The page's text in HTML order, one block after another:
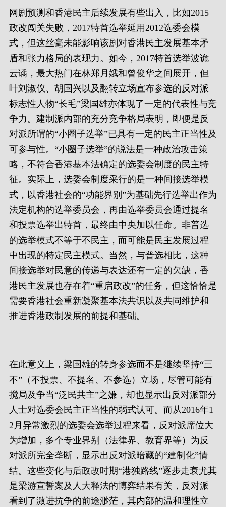
网剧预测和香港民主后续发展有些出入，比如2015
政改闯关失败，2017特首选举延用2012选委会模
式，但这丝毫未能影响该剧对香港民主发展基本矛
盾和张力格局的表现力。如今，2017特首选举波诡
云谲，最大热门在林郑月娥和曾俊华之间展开，但
叶刘淑仪、胡国兴以及翻转立场宣布参选的反对派
标志性人物“长毛”梁国雄亦体现了一定的代表性与竞
争力。建制派内部的充分竞争格局表明，即便是反
对派所谓的“小圈子选举”已具有一定的民主正当性及
可参与性。“小圈子选举”的说法是一种政治攻击策
略，不符合香港基本法确定的选委会制度的民主特
征。实际上，选委会制度采行的是一种间接选举模
式，以香港社会的“功能界别”为基础先行选举出作为
法定机构的选举委员会，再由选举委员会通过提名
和投票选举出特首，最终由中央加以任命。非普选
的选举模式不等于不民主，而可能是民主发展过程
中出现的特定民主模式。当然，与普选相比，这种
间接选举对民意的传递与表达还有一定的欠缺，香
港民主发展也存在着“重启政改”的任务，但这恰恰是
需要香港社会重新凝聚基本法共识以及共同维护和
推进香港政制发展的前提和基础。
在此意义上，梁国雄的转身参选而不是继续坚持“三
不”（不投票、不提名、不参选）立场，尽管可能有
搅局及争当“泛民共主”之嫌，却也显示出反对派部分
人士对选委会民主正当性的弱式认可。而从2016年1
2月异常激烈的选委会选举过程来看，反对派席位大
为增加，多个专业界别（法律界、教育界等）为反
对派所完全垄断，显示出反对派暗藏的“建制化”情
结。这些变化与后政改时期“港独路线”逐步走衰尤其
是梁游宣誓案及人大释法的博弈结果有关，反对派
看到了激进抗争的前途渺茫，其内部的温和理性立